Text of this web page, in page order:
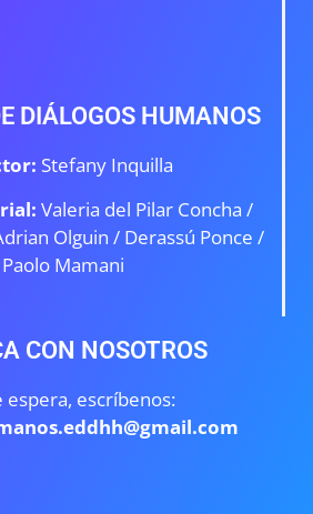
DIÁLOGOS HUMANOS
Stefany Inquilla
Valeria del Pilar Concha /
Olguin / Derassú Ponce /
Paolo Mamani
CON NOSOTROS
espera, escríbenos: